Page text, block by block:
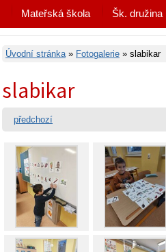
Mateřská škola Šk. družina
Úvodní stránka» Fotogalerie » slabikar
slabikar
předchozí